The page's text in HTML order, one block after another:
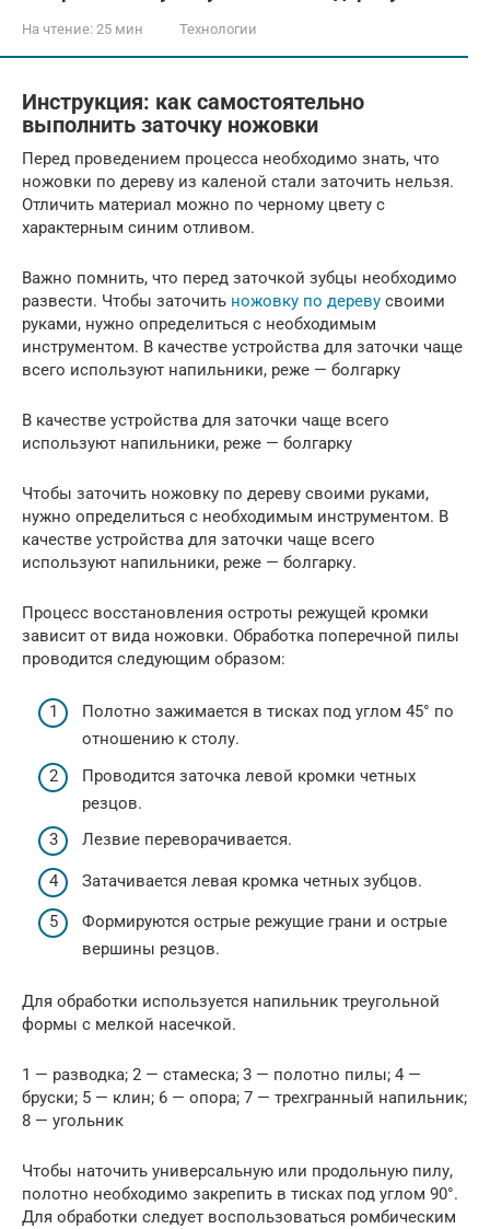
На чтение: 25 мин Технологии
Инструкция: как самостоятельно
выполнить заточку ножовки
Перед проведением процесса необходимо знать, что
ножовки по дереву из каленой стали заточить нельзя.
Отличить материал можно по черному цвету с
характерным синим отливом.
Важно помнить, что перед заточкой зубцы необходимо
развести. Чтобы заточить ножовку по дереву своими
руками, нужно определиться с необходимым
инструментом. В качестве устройства для заточки чаще
всего используют напильники, реже — болгарку
В качестве устройства для заточки чаще всего
используют напильники, реже — болгарку
Чтобы заточить ножовку по дереву своими руками,
нужно определиться с необходимым инструментом. В
качестве устройства для заточки чаще всего
используют напильники, реже — болгарку.
Процесс восстановления остроты режущей кромки
зависит от вида ножовки. Обработка поперечной пилы
проводится следующим образом:
Полотно зажимается в тисках под углом 45° по
отношению к столу.
Проводится заточка левой кромки четных
резцов.
Лезвие переворачивается.
Затачивается левая кромка четных зубцов.
Формируются острые режущие грани и острые
вершины резцов.
Для обработки используется напильник треугольной
формы с мелкой насечкой.
1 — разводка; 2 — стамеска; 3 — полотно пилы; 4 —
бруски; 5 — клин; 6 — опора; 7 — трехгранный напильник;
8 — угольник
Чтобы наточить универсальную или продольную пилу,
полотно необходимо закрепить в тисках под углом 90°.
Для обработки следует воспользоваться ромбическим